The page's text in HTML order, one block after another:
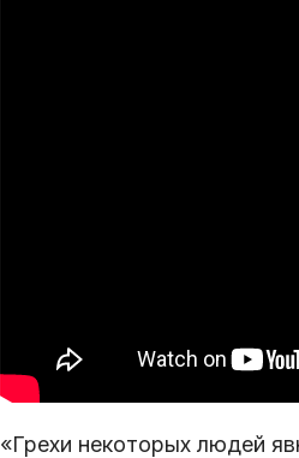
«Грехи некоторых людей